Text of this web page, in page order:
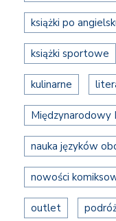
książki po
książki sportowe
kulinarne
Międzynarodowy
nauka języków
nowości
outlet